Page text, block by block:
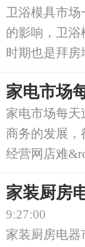
卫浴模具市场
的影响，卫
时期也是拜房
家电市场
家电市场每
商务的发展，
经营网店难
家装厨房
9:27:00
家装厨房电